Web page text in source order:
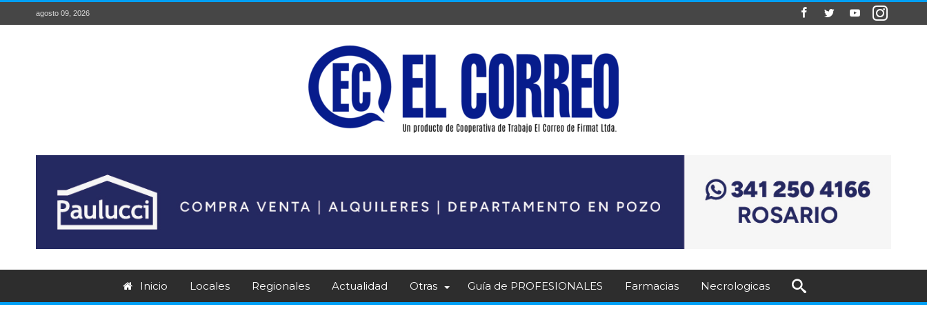
agosto 09, 2026
Inicio Locales Regionales Actualidad Otras Guía de PROFESIONALES Farmacias Necrologicas